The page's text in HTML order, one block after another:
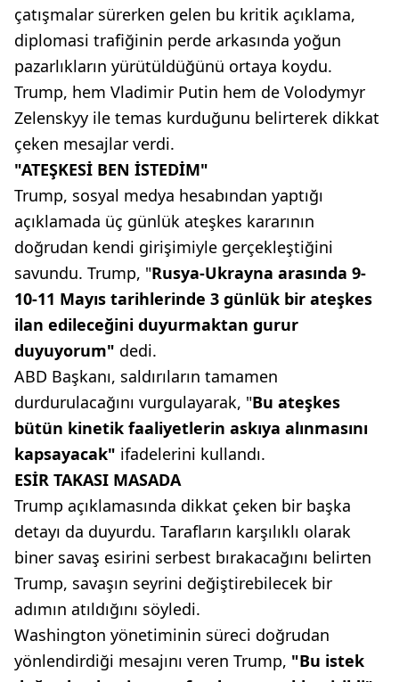
çatışmalar sürerken gelen bu kritik açıklama,
diplomasi trafiğinin perde arkasında yoğun
pazarlıkların yürütüldüğünü ortaya koydu.
Trump, hem Vladimir Putin hem de Volodymyr
Zelenskyy ile temas kurduğunu belirterek dikkat
çeken mesajlar verdi.
"ATEŞKESİ BEN İSTEDİM"
Trump, sosyal medya hesabından yaptığı
açıklamada üç günlük ateşkes kararının
doğrudan kendi girişimiyle gerçekleştiğini
savundu. Trump, "Rusya-Ukrayna arasında 9-
10-11 Mayıs tarihlerinde 3 günlük bir ateşkes
ilan edileceğini duyurmaktan gurur
duyuyorum" dedi.
ABD Başkanı, saldırıların tamamen
durdurulacağını vurgulayarak, "Bu ateşkes
bütün kinetik faaliyetlerin askıya alınmasını
kapsayacak" ifadelerini kullandı.
ESİR TAKASI MASADA
Trump açıklamasında dikkat çeken bir başka
detayı da duyurdu. Tarafların karşılıklı olarak
biner savaş esirini serbest bırakacağını belirten
Trump, savaşın seyrini değiştirebilecek bir
adımın atıldığını söyledi.
Washington yönetiminin süreci doğrudan
yönlendirdiği mesajını veren Trump, "Bu istek